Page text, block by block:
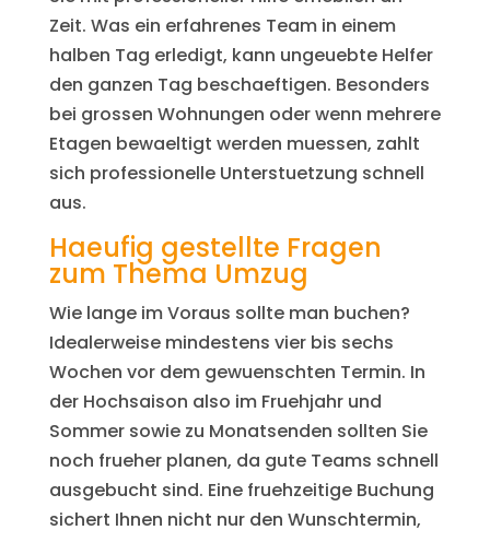
Zeit. Was ein erfahrenes Team in einem
halben Tag erledigt, kann ungeuebte Helfer
den ganzen Tag beschaeftigen. Besonders
bei grossen Wohnungen oder wenn mehrere
Etagen bewaeltigt werden muessen, zahlt
sich professionelle Unterstuetzung schnell
aus.
Haeufig gestellte Fragen
zum Thema Umzug
Wie lange im Voraus sollte man buchen?
Idealerweise mindestens vier bis sechs
Wochen vor dem gewuenschten Termin. In
der Hochsaison also im Fruehjahr und
Sommer sowie zu Monatsenden sollten Sie
noch frueher planen, da gute Teams schnell
ausgebucht sind. Eine fruehzeitige Buchung
sichert Ihnen nicht nur den Wunschtermin,